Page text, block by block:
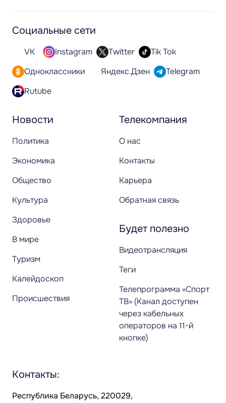
Новости
Политика
Экономика
Общество
Культура
Здоровье
В мире
Туризм
Калейдоскоп
Происшествия
Телекомпания
О нас
Контакты
Карьера
Обратная связь
Будет полезно
Видеотрансляция
Теги
Телепрограмма «Спорт
ТВ» (Канал доступен
через кабельных
операторов на 11-й
кнопке)
Социальные сети
VK Instagram Twitter
Tik Tok
Одноклассники
Яндекс.Дзен
Telegram
Rutube
Контакты:
Республика Беларусь, 220029,